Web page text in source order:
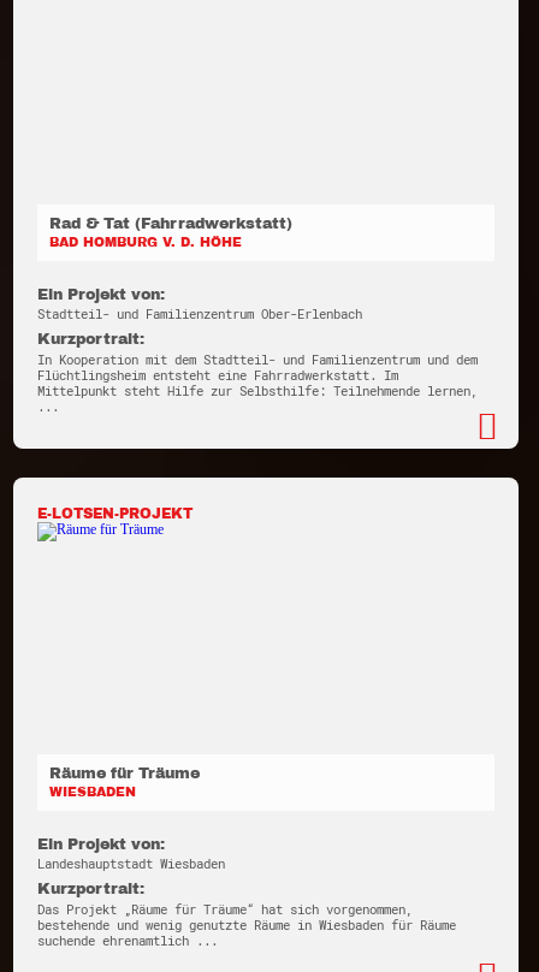
Rad & Tat (Fahrradwerkstatt)
BAD HOMBURG V. D. HÖHE
Ein Projekt von:
Stadtteil- und Familienzentrum Ober-Erlenbach
Kurzportrait:
In Kooperation mit dem Stadtteil- und Familienzentrum und dem
Flüchtlingsheim entsteht eine Fahrradwerkstatt. Im
Mittelpunkt steht Hilfe zur Selbsthilfe: Teilnehmende lernen,
...
E-LOTSEN-PROJEKT
Räume für Träume
WIESBADEN
Ein Projekt von:
Landeshauptstadt Wiesbaden
Kurzportrait:
Das Projekt „Räume für Träume“ hat sich vorgenommen,
bestehende und wenig genutzte Räume in Wiesbaden für Räume
suchende ehrenamtlich ...